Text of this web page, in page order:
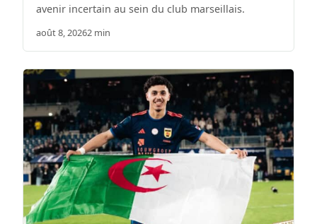
avenir incertain au sein du club marseillais.
août 8, 20262 min